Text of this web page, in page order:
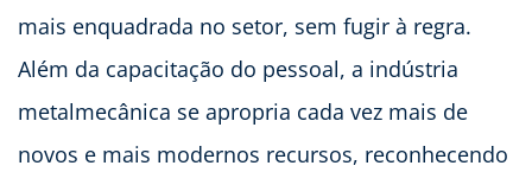
mais enquadrada no setor, sem fugir à regra.
Além da capacitação do pessoal, a indústria
metalmecânica se apropria cada vez mais de
novos e mais modernos recursos, reconhecendo